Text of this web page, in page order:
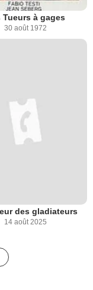
Tueurs à gages
30 août 1972
des gladiateurs
14 août 2025